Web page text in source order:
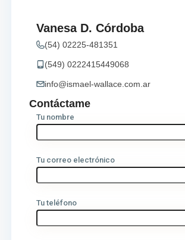
Vanesa D. Córdoba
(54) 02225-481351
(549) 0222415449068
info@ismael-wallace.com.ar
Contáctame
Tu nombre
Tu correo electrónico
Tu teléfono